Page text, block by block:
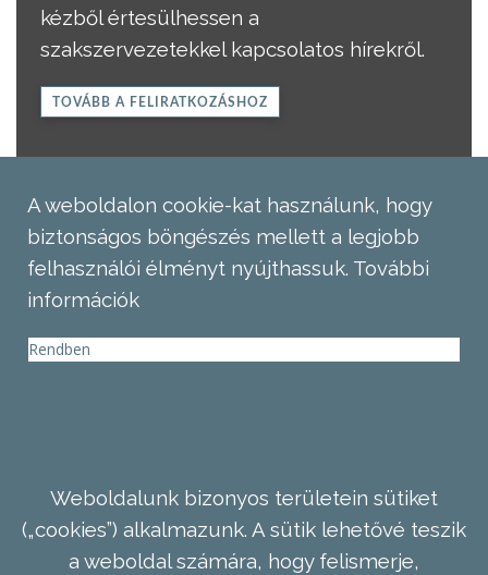
kézből értesülhessen a
szakszervezetekkel kapcsolatos hírekről.
TOVÁBB A FELIRATKOZÁSHOZ
A weboldalon cookie-kat használunk, hogy
biztonságos böngészés mellett a legjobb
felhasználói élményt nyújthassuk. További
információk
Rendben
Weboldalunk bizonyos területein sütiket
(„cookies”) alkalmazunk. A sütik lehetővé teszik
a weboldal számára, hogy felismerje,